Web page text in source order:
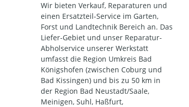
Wir bieten Verkauf, Reparaturen und
einen Ersatzteil-Service im Garten,
Forst und Landtechnik Bereich an. Das
Liefer-Gebiet und unser Reparatur-
Abholservice unserer Werkstatt
umfasst die Region Umkreis Bad
Königshofen (zwischen Coburg und
Bad Kissingen) und bis zu 50 km in
der Region Bad Neustadt/Saale,
Meinigen, Suhl, Haßfurt,